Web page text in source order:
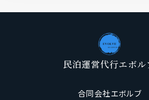
民泊運営代行エボル
合同会社エボルブ